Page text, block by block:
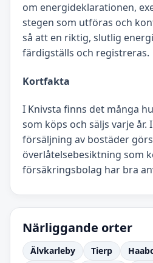
om energideklarationen,
stegen som utföras och
så att en riktig, slutlig
färdigställs och registreras.
Kortfakta
I Knivsta finns det många
som köps och säljs varje år.
försäljning av bostäder
överlåtelsebesiktning som
försäkringsbolag har bra
Närliggande orter
Älvkarleby Tierp